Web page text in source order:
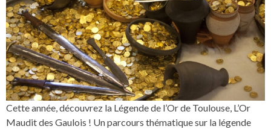
Cette année, découvrez la Légende de l’Or de Toulouse, L’Or
Maudit des Gaulois ! Un parcours thématique sur la légende